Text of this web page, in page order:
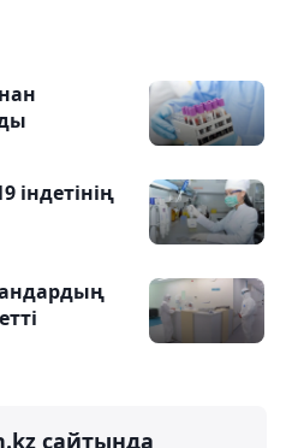
індетінің
сайтында